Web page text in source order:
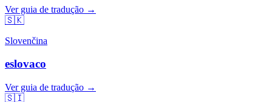
Ver guia de tradução →
🇸🇰
Slovenčina
eslovaco
Ver guia de tradução →
🇸🇮